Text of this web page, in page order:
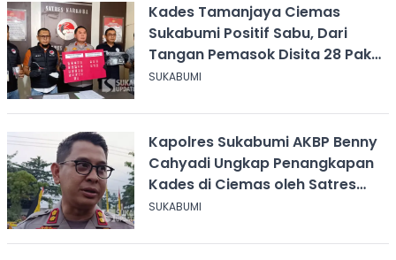
Kades Tamanjaya Ciemas
Sukabumi Positif Sabu, Dari
Tangan Pemasok Disita 28 Paket
Narkoba
SUKABUMI
Kapolres Sukabumi AKBP Benny
Cahyadi Ungkap Penangkapan
Kades di Ciemas oleh Satres
Narkoba
SUKABUMI